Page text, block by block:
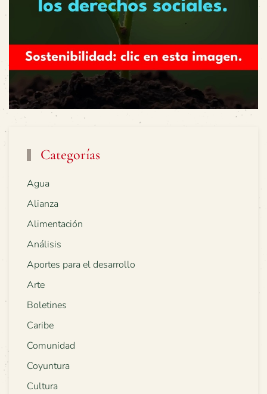
Categorías
Agua
Alianza
Alimentación
Análisis
Aportes para el desarrollo
Arte
Boletines
Caribe
Comunidad
Coyuntura
Cultura